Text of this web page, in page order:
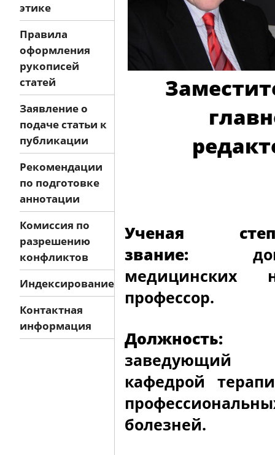
этике
Правила
оформления
рукописей
статей
Заявление о
подаче статьи к
публикации
Рекомендации
по подготовке
аннотации
Комиссия по
разрешению
конфликтов
Индексирование
Контактная
информация
Ученая
звание:
медицинских
профессор.
Должность:
заведующий
кафедрой
болезней.